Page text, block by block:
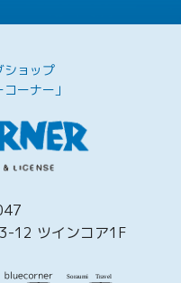
ショップ
ーナー」
12 ツインコア1F